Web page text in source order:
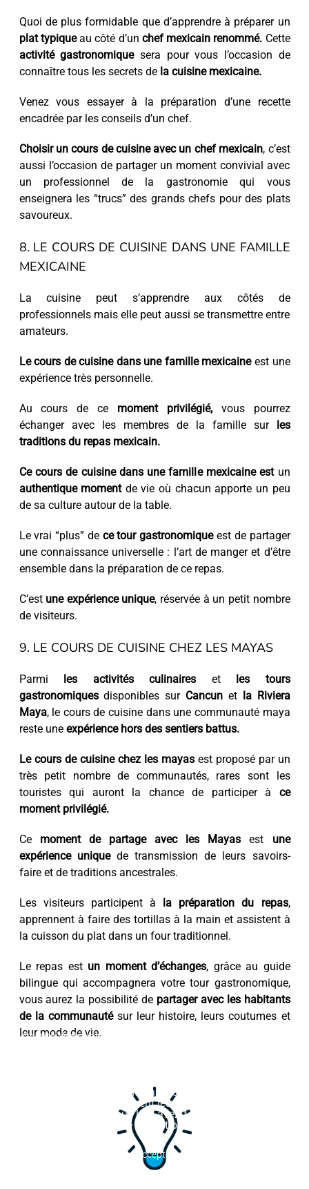
Quoi de plus formidable que d’apprendre à préparer un
plat typiqueau côté d’un chef mexicain renommé. Cette
activité gastronomiquesera pour vous l’occasion de
connaître tous les secrets de la cuisine mexicaine.
Venez vous essayer à la préparation d’une recette
encadrée par les conseils d’un chef.
Choisir un cours de cuisine avec un chef mexicain, c’est
aussi l’occasion de partager un moment convivial avec
un professionnel de la gastronomie qui vous
enseignera les “trucs” des grands chefs pour des plats
savoureux.
8. LE COURS DE CUISINE DANS UNE FAMILLE
MEXICAINE
La cuisine peut s’apprendre aux côtés de
professionnels mais elle peut aussi se transmettre entre
amateurs.
Le cours de cuisine dans une famille mexicaineest une
expérience très personnelle.
Au cours de ce moment privilégié,vous pourrez
échanger avec les membres de la famille sur
les
traditions du repas mexicain.
Ce cours de cuisine dans une famille mexicaine estun
authentique momentde vie où chacun apporte un peu
de sa culture autour de la table.
Le vrai “plus” de ce tour gastronomiqueest de partager
une connaissance universelle : l’art de manger et d’être
ensemble dans la préparation de ce repas.
C’est une expérience unique, réservée à un petit nombre
de visiteurs.
9. LE COURS DE CUISINE CHEZ LES MAYAS
Parmi les activités culinaires et
les tours
gastronomiquesdisponibles sur Cancun et
la Riviera
Maya, le cours de cuisine dans une communauté maya
reste une expérience hors des sentiers battus.
Le cours de cuisine chez les mayasest proposé par un
très petit nombre de communautés, rares sont les
touristes qui auront la chance de participer à ce
moment privilégié.
Ce moment de partage avec les Mayas est une
expérience uniquede transmission de leurs savoirs-
faire et de traditions ancestrales.
Les visiteurs participent à la préparation du repas,
apprennent à faire des tortillas à la main et assistent à
la cuisson du plat dans un four traditionnel.
Le repas est un moment d’échanges, grâce au guide
bilingue qui accompagnera votre tour gastronomique,
vous aurez la possibilité de partager avec les habitants
de la communautésur leur histoire, leurs coutumes et
leur mode de vie.
Ce site Web utilise des cookies. Les cookies de ce site
nos partenaires de médias sociaux, de publicité et
d'analyse Web, qui peuvent les combiner avec d'autres
informations que vous leur avez fournies ou qu'ils ont
collectées lors de votre utilisation de leurs services.
Accepter